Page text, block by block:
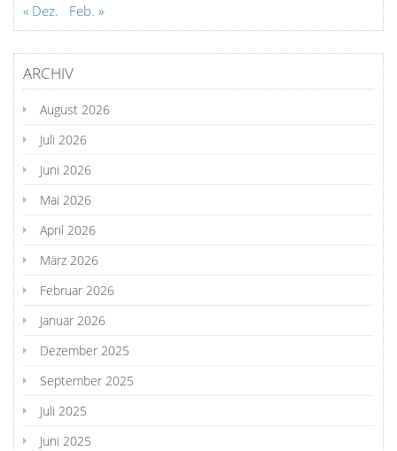
« Dez. Feb. »
ARCHIV
August 2026
Juli 2026
Juni 2026
Mai 2026
April 2026
März 2026
Februar 2026
Januar 2026
Dezember 2025
September 2025
Juli 2025
Juni 2025